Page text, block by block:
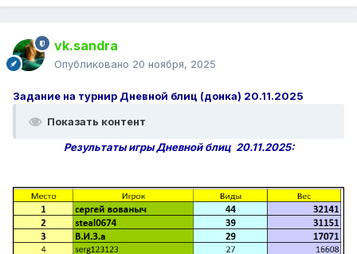
vk.sandra
Опубликовано 20 ноября, 2025
Задание на турнир Дневной блиц (донка) 20.11.2025
Показать контент
Результаты игры Дневной блиц 20.11.2025: